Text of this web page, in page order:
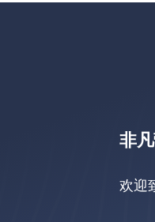
非
欢迎